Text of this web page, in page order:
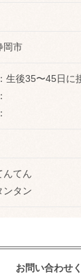
岡市
生後35〜45日に
んてん
ンタン
お問い合わせ